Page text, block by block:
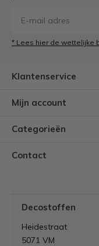
* Lees hier de wettelijke
Klantenservice
Mijn account
Categorieën
Contact
Decostoffen
Heidestraat
5071 VM